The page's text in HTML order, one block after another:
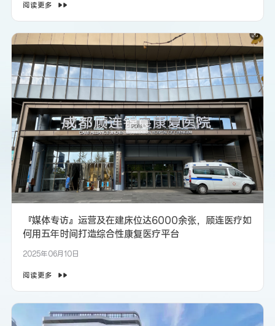
阅读更多
『媒体专访』运营及在建床位达6000余张，顾连医疗如
何用五年时间打造综合性康复医疗平台
2025年06月10日
阅读更多